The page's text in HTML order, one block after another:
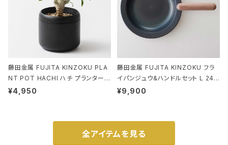
藤田金属 FUJITA KINZOKU PLA
NT POT HACHI ハチ プランターポ
ット 3号 ブラック
¥4,950
藤田金属 FUJITA KINZOKU フラ
イパンジュウ&ハンドルセット L 24c
m ガス火・IH対応 鉄フライパン ウォ
¥9,900
全アイテムを見る